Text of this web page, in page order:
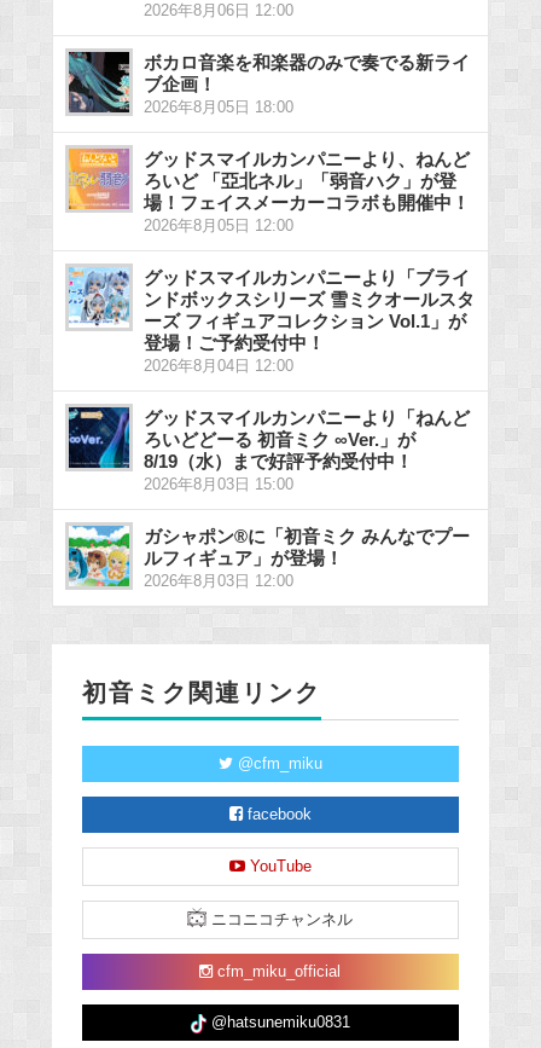
2026年8月06日 12:00
ボカロ音楽を和楽器のみで奏でる新ライ
ブ企画！
2026年8月05日 18:00
グッドスマイルカンパニーより、ねんど
ろいど 「亞北ネル」「弱音ハク」が登
場！フェイスメーカーコラボも開催中！
2026年8月05日 12:00
グッドスマイルカンパニーより「ブライ
ンドボックスシリーズ 雪ミクオールスタ
ーズ フィギュアコレクション Vol.1」が
登場！ご予約受付中！
2026年8月04日 12:00
グッドスマイルカンパニーより「ねんど
ろいどどーる 初音ミク ∞Ver.」が
8/19（水）まで好評予約受付中！
2026年8月03日 15:00
ガシャポン®に「初音ミク みんなでプー
ルフィギュア」が登場！
2026年8月03日 12:00
初音ミク関連リンク
@cfm_miku
facebook
YouTube
ニコニコチャンネル
cfm_miku_official
@hatsunemiku0831